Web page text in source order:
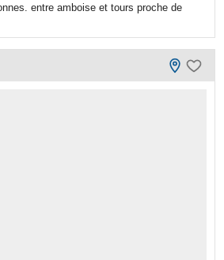
entre amboise et tours proche de